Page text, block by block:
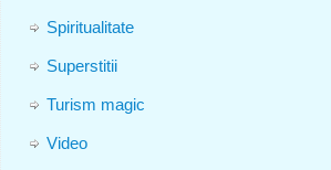
Spiritualitate
Superstitii
Turism magic
Video